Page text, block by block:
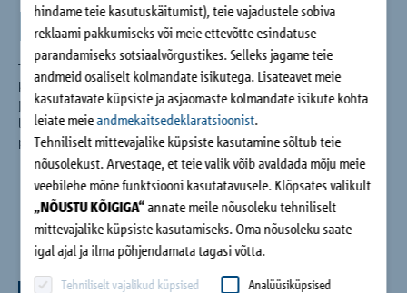
hindame teie kasutuskäitumist), teie vajadustele sobiva
reklaami pakkumiseks või meie ettevõtte esindatuse
parandamiseks sotsiaalvõrgustikes. Selleks jagame teie
andmeid osaliselt kolmandate isikutega. Lisateavet meie
kasutatavate küpsiste ja asjaomaste kolmandate isikute kohta
leiate meieandmekaitsedeklaratsioonist.
Tehniliselt mittevajalike küpsiste kasutamine sõltub teie
nõusolekust. Arvestage, et teie valik võib avaldada mõju meie
veebilehe mõne funktsiooni kasutatavusele. Klõpsates valikult
„NÕUSTU KÕIGIGA“annate meile nõusoleku tehniliselt
mittevajalike küpsiste kasutamiseks. Oma nõusoleku saate
igal ajal ja ilma põhjendamata tagasi võtta.
Tehniliselt vajalikud küpsised
Analüüsiküpsised
Edu toetub väärtustele
Tegevuse keskpunktis on inimesed. See kehtib samaväärselt
klientidele ja töötajatele ning selle eeldus on usaldus. Austus
ja avatus on igapäevatöös iseenesest mõistetavad
lähtepunktid. Pühendumisvalmidus väljendub juba alati sõnas,
pilgus ja käesurumises.